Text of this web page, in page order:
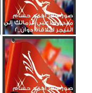
صور سفر أحمد حسام
ميدو ولاعبي الزمالك إلى
النيجر لملاقاة دوان_2
صور سفر أحمد حسام